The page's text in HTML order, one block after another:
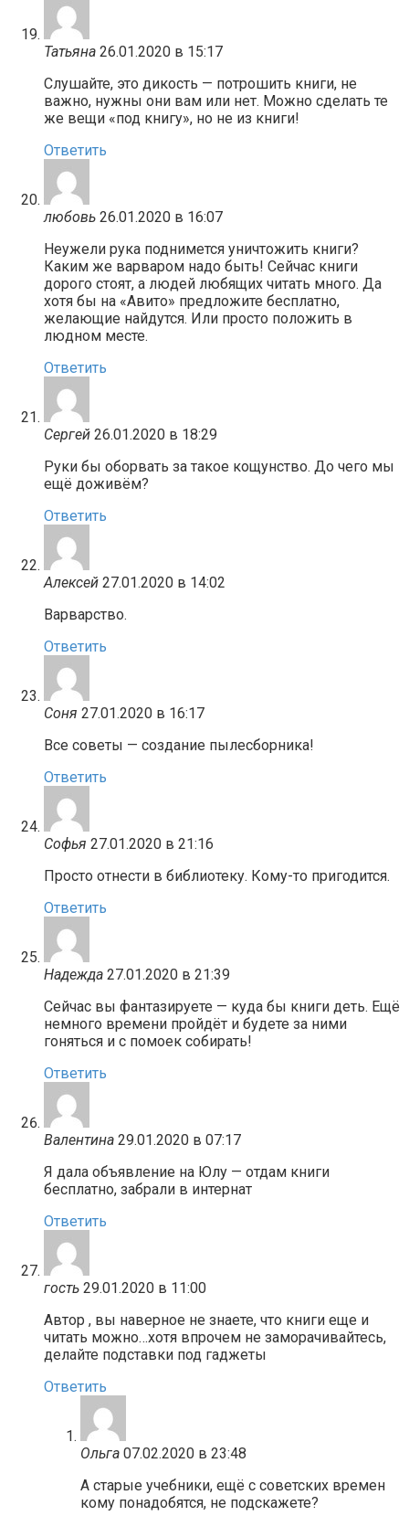
Татьяна 26.01.2020 в 15:17
Слушайте, это дикость — потрошить книги, не
важно, нужны они вам или нет. Можно сделать те
же вещи «под книгу», но не из книги!
Ответить
любовь 26.01.2020 в 16:07
Неужели рука поднимется уничтожить книги?
Каким же варваром надо быть! Сейчас книги
дорого стоят, а людей любящих читать много. Да
хотя бы на «Авито» предложите бесплатно,
желающие найдутся. Или просто положить в
людном месте.
Ответить
Сергей 26.01.2020 в 18:29
Руки бы оборвать за такое кощунство. До чего мы
ещё доживём?
Ответить
Алексей 27.01.2020 в 14:02
Варварство.
Ответить
Соня 27.01.2020 в 16:17
Все советы — создание пылесборника!
Ответить
Софья 27.01.2020 в 21:16
Просто отнести в библиотеку. Кому-то пригодится.
Ответить
Надежда 27.01.2020 в 21:39
Сейчас вы фантазируете — куда бы книги деть. Ещё
немного времени пройдёт и будете за ними
гоняться и с помоек собирать!
Ответить
Валентина 29.01.2020 в 07:17
Я дала объявление на Юлу — отдам книги
бесплатно, забрали в интернат
Ответить
гость 29.01.2020 в 11:00
Автор , вы наверное не знаете, что книги еще и
читать можно…хотя впрочем не заморачивайтесь,
делайте подставки под гаджеты
Ответить
Ольга 07.02.2020 в 23:48
А старые учебники, ещё с советских времен
кому понадобятся, не подскажете?